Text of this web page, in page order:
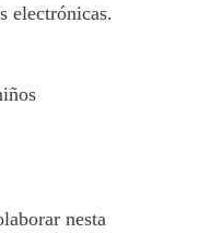
electrónicas.
nesta